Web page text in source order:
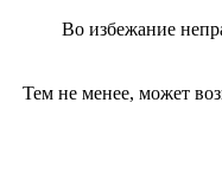
Во избежание
Тем не менее, может